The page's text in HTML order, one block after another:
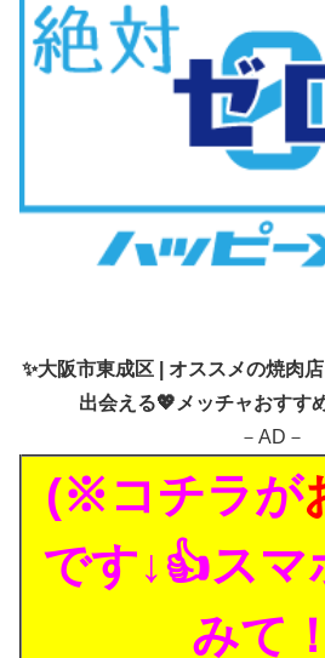
✨大阪市東成区 | オススメの焼肉
出会える💖メッチャおすす
－AD－
(※コチラが
です↓👍スマ
みて